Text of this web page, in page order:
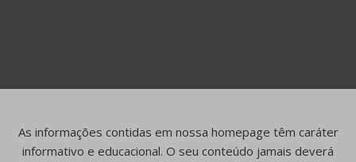
As informações contidas em nossa homepage têm caráter
informativo e educacional. O seu conteúdo jamais deverá